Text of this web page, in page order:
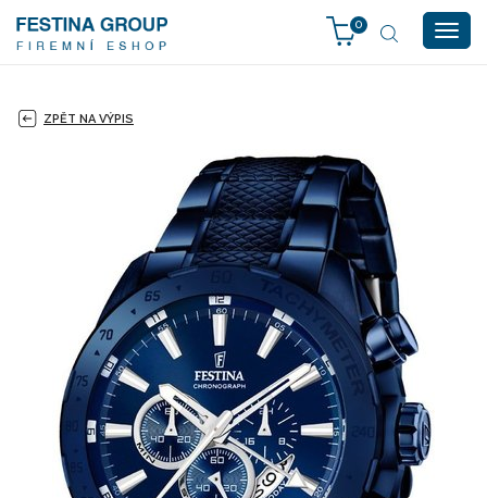
0
ZPĚT NA VÝPIS